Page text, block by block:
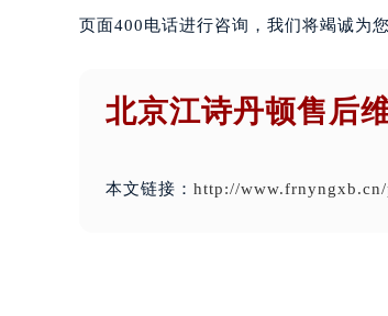
页面400电话进行咨询，我们将竭诚为您
北京江诗丹顿售后
本文链接： http://